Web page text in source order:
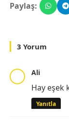
Paylaş:
3 Yorum
Ali
Hay eşek
Yanıtla